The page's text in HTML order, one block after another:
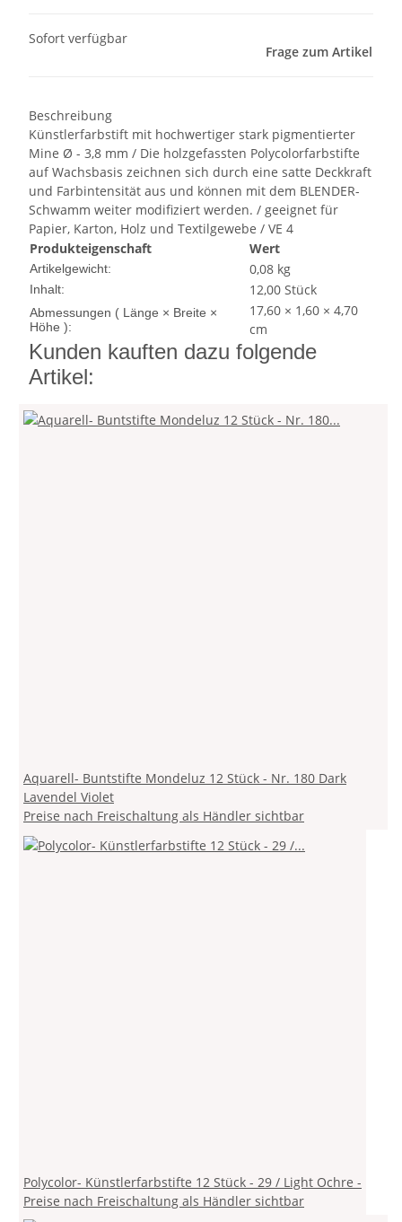
Sofort verfügbar
Frage zum Artikel
Beschreibung
Künstlerfarbstift mit hochwertiger stark pigmentierter
Mine Ø - 3,8 mm / Die holzgefassten Polycolorfarbstifte
auf Wachsbasis zeichnen sich durch eine satte Deckkraft
und Farbintensität aus und können mit dem BLENDER-
Schwamm weiter modifiziert werden. / geeignet für
Papier, Karton, Holz und Textilgewebe / VE 4
Produkteigenschaft
Wert
Artikelgewicht: 0,08 kg
Inhalt: 12,00 Stück
Abmessungen ( Länge × Breite ×
Höhe ):
17,60 × 1,60 × 4,70
cm
Kunden kauften dazu folgende
Artikel:
Aquarell- Buntstifte Mondeluz 12 Stück - Nr. 180 Dark
Lavendel Violet
Preise nach Freischaltung als Händler sichtbar
Polycolor- Künstlerfarbstifte 12 Stück - 29 / Light Ochre -
Preise nach Freischaltung als Händler sichtbar